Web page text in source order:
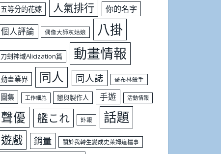
五等分的花嫁 人氣排行 你的名字
個人評論 偶像大師灰姑娘 八掛
刀劍神域Alicization篇 動畫情報
動畫業界 同人 同人誌 哥布林殺手
圖集 工作細胞 戀與製作人 手遊 活動情報
聲優 艦これ 訃報 話題
遊戲 銷量 關於我轉生變成史萊姆這檔事